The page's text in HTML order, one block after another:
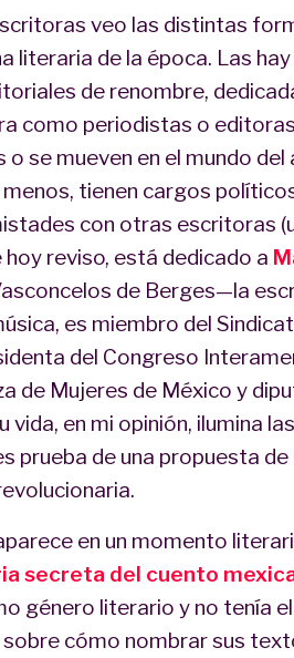
veo las distintas
literaria de la época. Las
de renombre,
como periodistas o
se mueven en el mundo del
tienen cargos
con otras escritoras
hoy reviso, está dedicado a
de Berges—la
es miembro del
del Congreso
de Mujeres de México y
vida, en mi opinión, ilumina
prueba de una propuesta de
en un momento
secreta del cuento
género literario y no tenía
cómo nombrar sus